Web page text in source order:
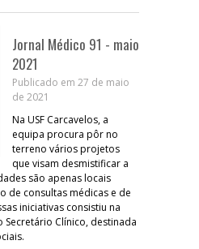
Jornal Médico 91 - maio
2021
Publicado em 27 de maio
de 2021
Na USF Carcavelos, a
equipa procura pôr no
terreno vários projetos
que visam desmistificar a
são apenas locais
de consultas médicas e de
iniciativas consistiu na
Secretário Clínico, destinada